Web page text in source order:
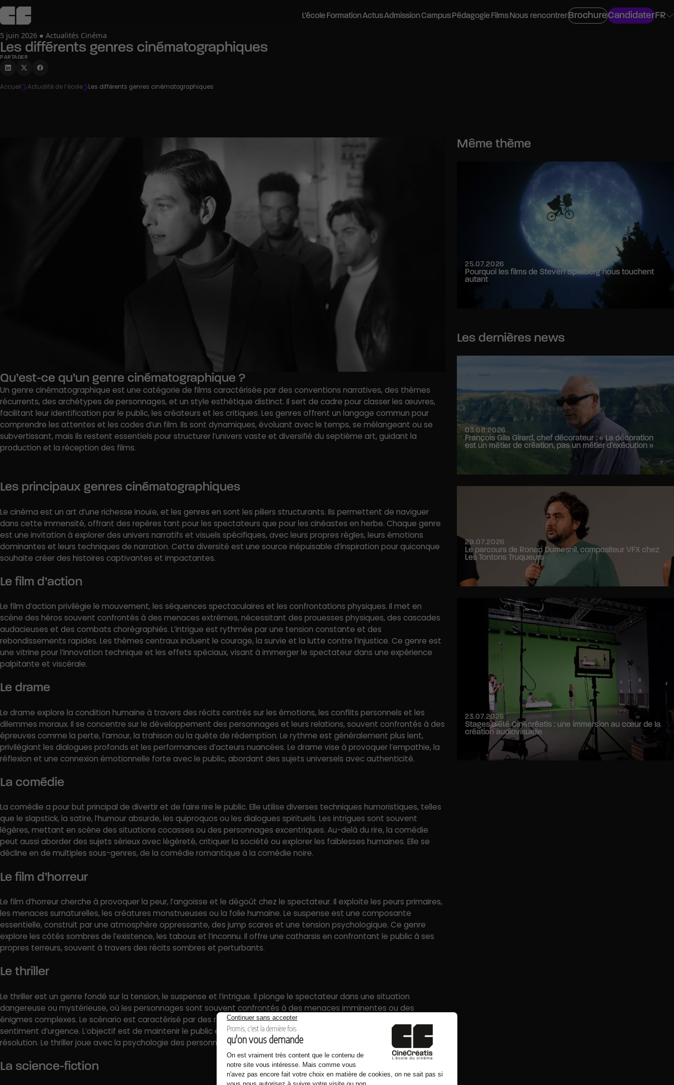
L’école
L’école
Portraits d’anciens élèves
Réseaux professionnels et partenaires
FormationActusAdmission
Admission
Logements
Campus
Campus
Pédagogie
Pédagogie
FilmsNous rencontrer
Agenda
Evènements et rencontres pros
BrochureCandidaterFR
5 juin 2026 ● Actualités Cinéma
Les différents genres cinématographiques
PARTAGER
Accueil Actualité de l’école Les différents genres cinématographiques
Qu’est-ce qu’un genre cinématographique ?
Un genre cinématographique est une catégorie de films caractérisée par des conventions narratives, des thèmes
récurrents, des archétypes de personnages, et un style esthétique distinct. Il sert de cadre pour classer les œuvres,
facilitant leur identification par le public, les créateurs et les critiques. Les genres offrent un langage commun pour
comprendre les attentes et les codes d’un film. Ils sont dynamiques, évoluant avec le temps, se mélangeant ou se
subvertissant, mais ils restent essentiels pour structurer l’univers vaste et diversifié du septième art, guidant la
production et la réception des films.
Les principaux genres cinématographiques
Le cinéma est un art d’une richesse inouïe, et les genres en sont les piliers structurants. Ils permettent de naviguer
dans cette immensité, offrant des repères tant pour les spectateurs que pour les cinéastes en herbe. Chaque genre
est une invitation à explorer des univers narratifs et visuels spécifiques, avec leurs propres règles, leurs émotions
dominantes et leurs techniques de narration. Cette diversité est une source inépuisable d’inspiration pour quiconque
souhaite créer des histoires captivantes et impactantes.
Le film d’action
Le film d’action privilégie le mouvement, les séquences spectaculaires et les confrontations physiques. Il met en
scène des héros souvent confrontés à des menaces extrêmes, nécessitant des prouesses physiques, des cascades
audacieuses et des combats chorégraphiés. L’intrigue est rythmée par une tension constante et des
rebondissements rapides. Les thèmes centraux incluent le courage, la survie et la lutte contre l’injustice. Ce genre est
une vitrine pour l’innovation technique et les effets spéciaux, visant à immerger le spectateur dans une expérience
palpitante et viscérale.
Le drame
Le drame explore la condition humaine à travers des récits centrés sur les émotions, les conflits personnels et les
dilemmes moraux. Il se concentre sur le développement des personnages et leurs relations, souvent confrontés à des
épreuves comme la perte, l’amour, la trahison ou la quête de rédemption. Le rythme est généralement plus lent,
privilégiant les dialogues profonds et les performances d’acteurs nuancées. Le drame vise à provoquer l’empathie, la
réflexion et une connexion émotionnelle forte avec le public, abordant des sujets universels avec authenticité.
La comédie
La comédie a pour but principal de divertir et de faire rire le public. Elle utilise diverses techniques humoristiques, telles
que le slapstick, la satire, l’humour absurde, les quiproquos ou les dialogues spirituels. Les intrigues sont souvent
légères, mettant en scène des situations cocasses ou des personnages excentriques. Au-delà du rire, la comédie
peut aussi aborder des sujets sérieux avec légèreté, critiquer la société ou explorer les faiblesses humaines. Elle se
décline en de multiples sous-genres, de la comédie romantique à la comédie noire.
Le film d’horreur
Le film d’horreur cherche à provoquer la peur, l’angoisse et le dégoût chez le spectateur. Il exploite les peurs primaires,
les menaces surnaturelles, les créatures monstrueuses ou la folie humaine. Le suspense est une composante
essentielle, construit par une atmosphère oppressante, des jump scares et une tension psychologique. Ce genre
explore les côtés sombres de l’existence, les tabous et l’inconnu. Il offre une catharsis en confrontant le public à ses
propres terreurs, souvent à travers des récits sombres et perturbants.
Le thriller
Le thriller est un genre fondé sur la tension, le suspense et l’intrigue. Il plonge le spectateur dans une situation
dangereuse ou mystérieuse, où les personnages sont souvent confrontés à des menaces imminentes ou des
énigmes complexes. Le scénario est caractérisé par des rebondissements inattendus, des faux-semblants et un
sentiment d’urgence. L’objectif est de maintenir le public en haleine, de le faire douter et de le pousser à anticiper la
résolution. Le thriller joue avec la psychologie des personnages et des spectateurs pour un effet maximal.
La science-fiction
Même thème
25.07.2026
Pourquoi les films de Steven Spielberg nous touchent
autant
Les dernières news
03.08.2026
François Gila Girard, chef décorateur : « La décoration
est un métier de création, pas un métier d’exécution »
29.07.2026
Le parcours de Ronan Dumesnil, compositeur VFX chez
Les Tontons Truqueurs
23.07.2026
Stages d’été Cinécréatis : une immersion au cœur de la
création audiovisuelle